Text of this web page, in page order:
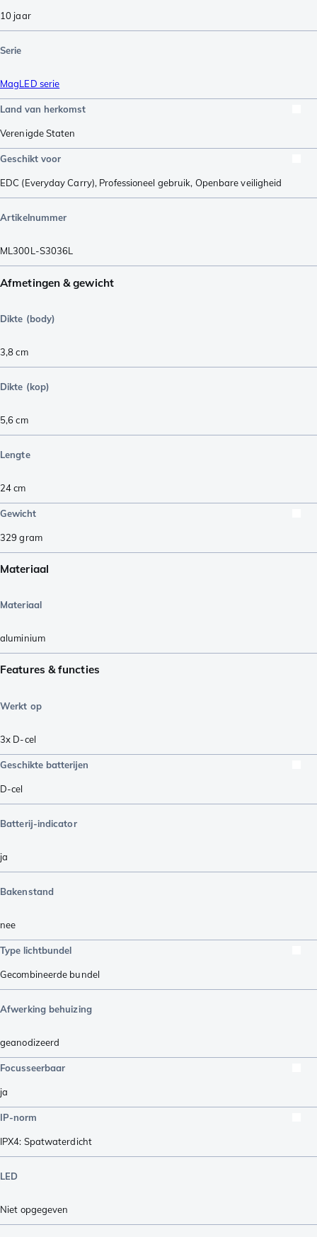
10 jaar
Serie
MagLED serie
Land van herkomst
Verenigde Staten
Geschikt voor
EDC (Everyday Carry), Professioneel gebruik, Openbare veiligheid
Artikelnummer
ML300L-S3036L
Afmetingen & gewicht
Dikte (body)
3,8cm
Dikte (kop)
5,6cm
Lengte
24cm
Gewicht
329 gram
Materiaal
Materiaal
aluminium
Features & functies
Werkt op
3x D-cel
Geschikte batterijen
D-cel
Batterij-indicator
ja
Bakenstand
nee
Type lichtbundel
Gecombineerde bundel
Afwerking behuizing
geanodizeerd
Focusseerbaar
ja
IP-norm
IPX4: Spatwaterdicht
LED
Niet opgegeven